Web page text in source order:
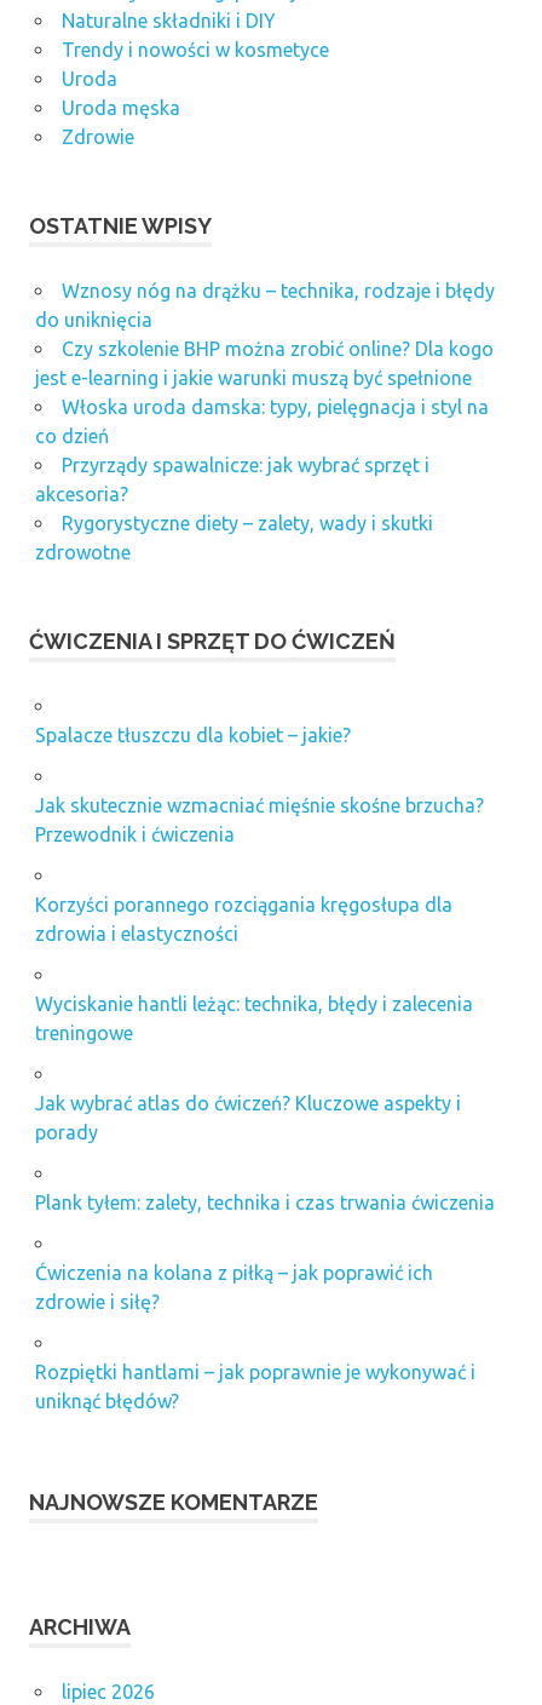
Naturalne składniki i DIY
Trendy i nowości w kosmetyce
Uroda
Uroda męska
Zdrowie
OSTATNIE WPISY
Wznosy nóg na drążku – technika, rodzaje i błędy
do uniknięcia
Czy szkolenie BHP można zrobić online? Dla kogo
jest e-learning i jakie warunki muszą być spełnione
Włoska uroda damska: typy, pielęgnacja i styl na
co dzień
Przyrządy spawalnicze: jak wybrać sprzęt i
akcesoria?
Rygorystyczne diety – zalety, wady i skutki
zdrowotne
ĆWICZENIA I SPRZĘT DO ĆWICZEŃ
Spalacze tłuszczu dla kobiet – jakie?
Jak skutecznie wzmacniać mięśnie skośne brzucha?
Przewodnik i ćwiczenia
Korzyści porannego rozciągania kręgosłupa dla
zdrowia i elastyczności
Wyciskanie hantli leżąc: technika, błędy i zalecenia
treningowe
Jak wybrać atlas do ćwiczeń? Kluczowe aspekty i
porady
Plank tyłem: zalety, technika i czas trwania ćwiczenia
Ćwiczenia na kolana z piłką – jak poprawić ich
zdrowie i siłę?
Rozpiętki hantlami – jak poprawnie je wykonywać i
uniknąć błędów?
NAJNOWSZE KOMENTARZE
ARCHIWA
lipiec 2026